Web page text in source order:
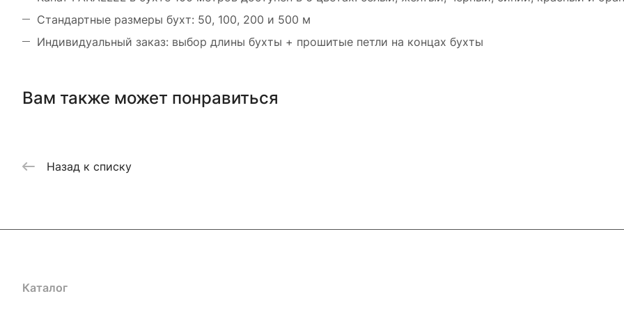
Стандартные размеры бухт: 50, 100, 200 и 500 м
Индивидуальный заказ: выбор длины бухты + прошитые петли на концах бухты
Вам также может понравиться
Назад к списку
Каталог